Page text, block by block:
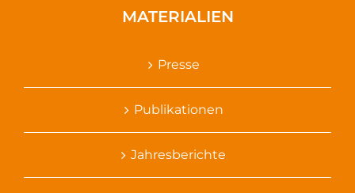
MATERIALIEN
Presse
Publikationen
Jahresberichte